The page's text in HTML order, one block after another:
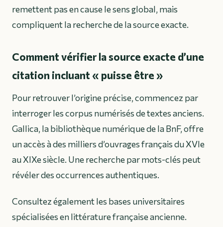
remettent pas en cause le sens global, mais
compliquent la recherche de la source exacte.
Comment vérifier la source exacte d’une
citation incluant « puisse être »
Pour retrouver l’origine précise, commencez par
interroger les corpus numérisés de textes anciens.
Gallica, la bibliothèque numérique de la BnF, offre
un accès à des milliers d’ouvrages français du XVIe
au XIXe siècle. Une recherche par mots-clés peut
révéler des occurrences authentiques.
Consultez également les bases universitaires
spécialisées en littérature française ancienne.